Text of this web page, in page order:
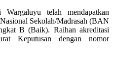
telah mendapatkan
Sekolah/Madrasah (BAN
B (Baik). Raihan akreditasi
Keputusan dengan nomor